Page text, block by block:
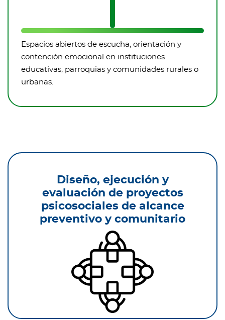
Espacios abiertos de escucha, orientación y
contención emocional en instituciones
educativas, parroquias y comunidades rurales o
urbanas.
Diseño, ejecución y
evaluación de proyectos
psicosociales de alcance
preventivo y comunitario